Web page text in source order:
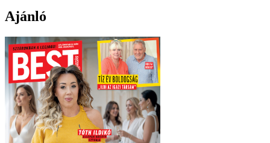
Ajánló